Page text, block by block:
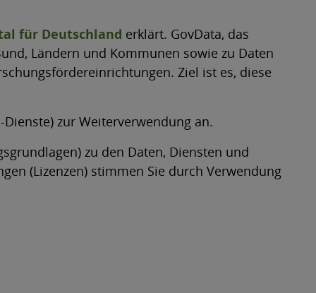
für Deutschland erklärt. GovData, das
Ländern und Kommunen sowie zu Daten
Ziel ist es, diese
Dienste) zur Weiterverwendung an.
zu den Daten, Diensten und
(Lizenzen) stimmen Sie durch Verwendung